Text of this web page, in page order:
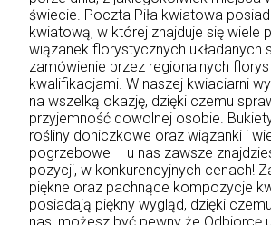
świecie. Poczta Piła kwiatowa
kwiatową, w której znajduje się wiele
wiązanek florystycznych układanych
zamówienie przez regionalnych
kwalifikacjami. W naszej kwiaciarni
na wszelką okazję, dzięki czemu
przyjemność dowolnej osobie.
rośliny doniczkowe oraz wiązanki i
pogrzebowe – u nas zawsze
pozycji, w konkurencyjnych cenach!
piękne oraz pachnące kompozycje
posiadają piękny wygląd, dzięki